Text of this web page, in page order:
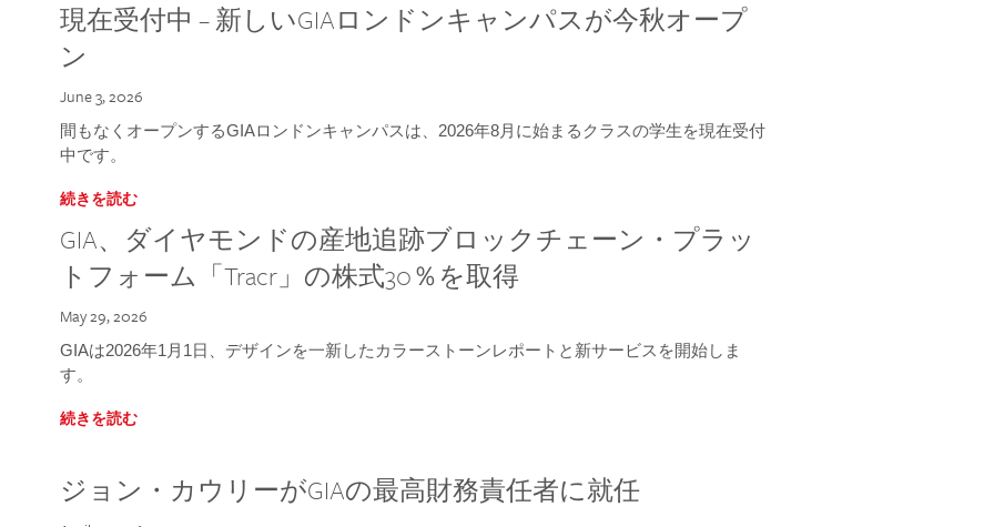
現在受付中 – 新しいGIAロンドンキャンパスが今秋オープ
ン
June 3, 2026
間もなくオープンするGIAロンドンキャンパスは、2026年8月に始まるクラスの学生を現在受付
中です。
続きを読む
GIA、ダイヤモンドの産地追跡ブロックチェーン・プラッ
トフォーム「Tracr」の株式30％を取得
May 29, 2026
GIAは2026年1月1日、デザインを一新したカラーストーンレポートと新サービスを開始しま
す。
続きを読む
ジョン・カウリーがGIAの最高財務責任者に就任